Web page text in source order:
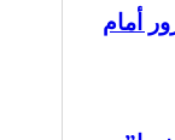
أمام